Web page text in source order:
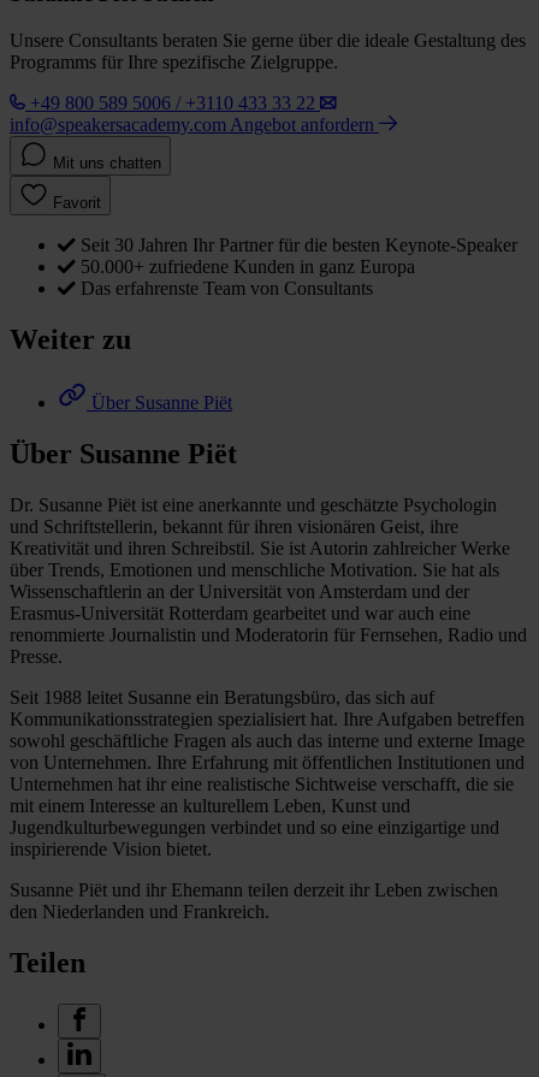
Unsere Consultants beraten Sie gerne über die ideale Gestaltung des
Programms für Ihre spezifische Zielgruppe.
+49 800 589 5006 / +3110 433 33 22
info@speakersacademy.com Angebot anfordern
Mit uns chatten
Favorit
Seit 30 Jahren Ihr Partner für die besten Keynote-Speaker
50.000+ zufriedene Kunden in ganz Europa
Das erfahrenste Team von Consultants
Weiter zu
Über Susanne Piët
Über Susanne Piët
Dr. Susanne Piët ist eine anerkannte und geschätzte Psychologin
und Schriftstellerin, bekannt für ihren visionären Geist, ihre
Kreativität und ihren Schreibstil. Sie ist Autorin zahlreicher Werke
über Trends, Emotionen und menschliche Motivation. Sie hat als
Wissenschaftlerin an der Universität von Amsterdam und der
Erasmus-Universität Rotterdam gearbeitet und war auch eine
renommierte Journalistin und Moderatorin für Fernsehen, Radio und
Presse.
Seit 1988 leitet Susanne ein Beratungsbüro, das sich auf
Kommunikationsstrategien spezialisiert hat. Ihre Aufgaben betreffen
sowohl geschäftliche Fragen als auch das interne und externe Image
von Unternehmen. Ihre Erfahrung mit öffentlichen Institutionen und
Unternehmen hat ihr eine realistische Sichtweise verschafft, die sie
mit einem Interesse an kulturellem Leben, Kunst und
Jugendkulturbewegungen verbindet und so eine einzigartige und
inspirierende Vision bietet.
Susanne Piët und ihr Ehemann teilen derzeit ihr Leben zwischen
den Niederlanden und Frankreich.
Teilen